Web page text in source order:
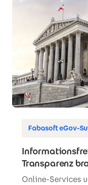
Fabasoft eGov-
Transparenz
Online-Services